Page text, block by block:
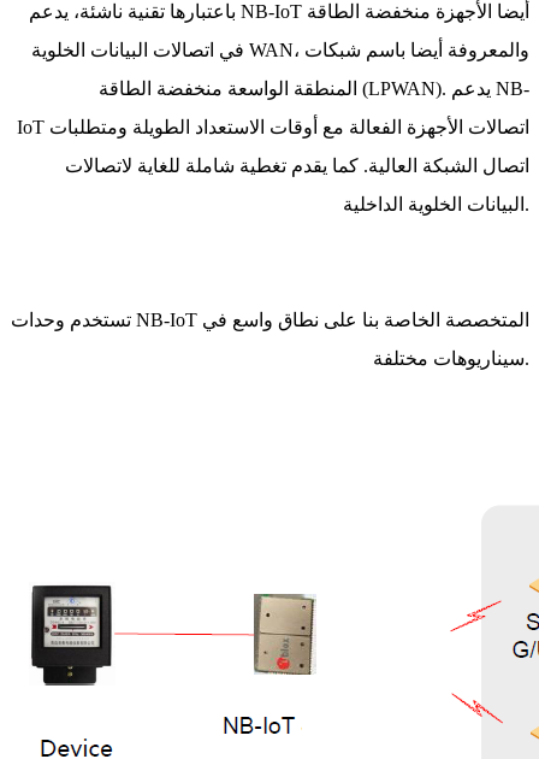
باعتبارها تقنية ناشئة، يدعم NB-IoT أيضا الأجهزة منخفضة الطاقة
في اتصالات البيانات الخلوية WAN، والمعروفة أيضا باسم شبكات
المنطقة الواسعة منخفضة الطاقة (LPWAN). يدعم NB-
IoT اتصالات الأجهزة الفعالة مع أوقات الاستعداد الطويلة ومتطلبات
اتصال الشبكة العالية. كما يقدم تغطية شاملة للغاية لاتصالات
البيانات الخلوية الداخلية.
تستخدم وحدات NB-IoT المتخصصة الخاصة بنا على نطاق واسع في
سيناريوهات مختلفة.